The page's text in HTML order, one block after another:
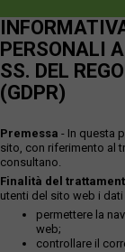
PERSONALI
SS. DEL
(GDPR)
Premessa - In questa
sito, con riferimento al
consultano.
Finalità del
utenti del sito web i
permettere la
web;
controllare il